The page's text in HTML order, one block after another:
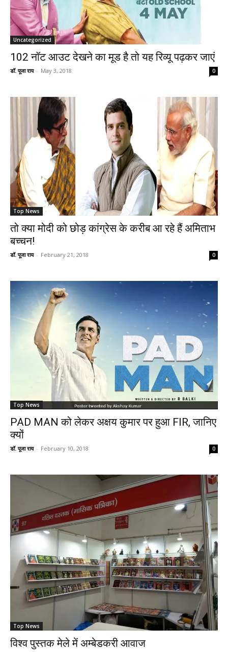
Uncategorized
102 नॉट आउट देखने का मूड है तो यह रिव्यू पढ़कर जाएं
डॉ. पूजा राय - May 3, 2018 0
Top News
तो क्या मोदी को छोड़ कांग्रेस के करीब आ रहे हैं अमिताभ
बच्चन!
डॉ. पूजा राय - February 21, 2018 0
Top News
PAD MAN को लेकर अक्षय कुमार पर हुआ FIR, जानिए
क्यों
डॉ. पूजा राय - February 10, 2018 0
Top News
विश्व पुस्तक मेले में अम्बेडकरी आवाज